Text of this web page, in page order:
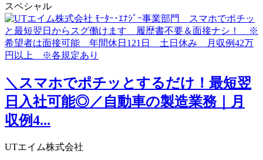
スペシャル
＼スマホでポチッとするだけ！最短翌
日入社可能◎／自動車の製造業務｜月
収例4...
UTエイム株式会社